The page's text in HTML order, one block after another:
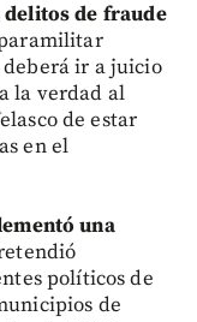
delitos de fraude
deberá ir a juicio
la verdad al
de estar
en el
una
políticos de
de